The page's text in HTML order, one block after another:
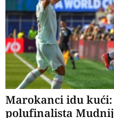
Marokanci idu
polufinalista